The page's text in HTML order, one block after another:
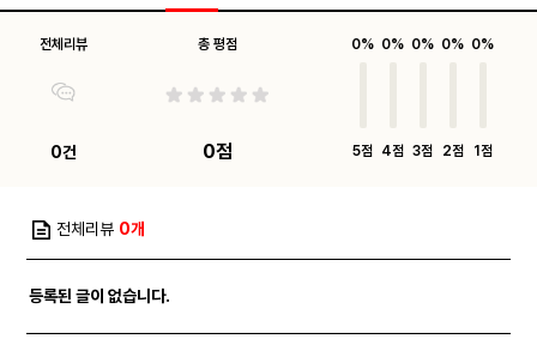
전체리뷰
0건
총 평점
0점
0%
5점
0%
4점
0%
3점
0%
2점
0%
1점
전체리뷰 0개
등록된 글이 없습니다.